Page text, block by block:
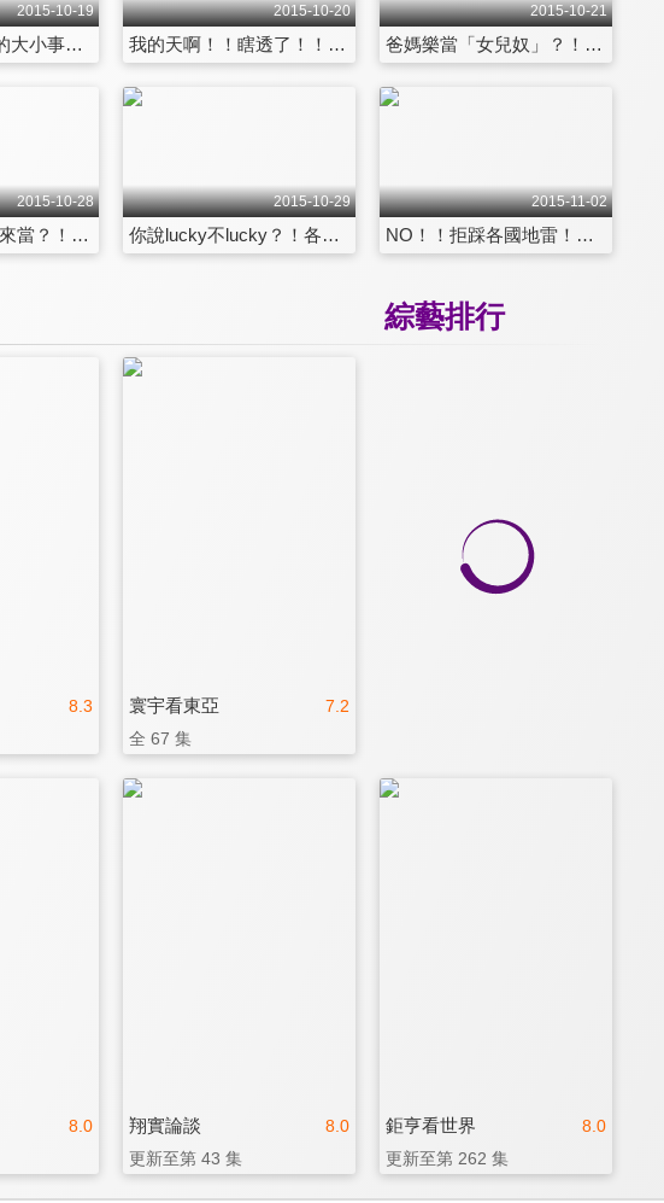
2015-10-19
WOW～飛機上的大小事…讓人「驚艷」又「驚魂」？！ 第1356集
2015-10-20
我的天啊！！瞎透了！！我的「爛」漫旅遊記！！ 第1357集
2015-10-21
爸媽樂當「女兒奴」？！各國人都一樣啦？！ 第1358集
2015-10-28
世界「強國」誰來當？！中美世紀大戰！！ 第1362集
2015-10-29
你說lucky不lucky？！各國「吉祥物」來報到！！ 第1363集
2015-11-02
NO！！拒踩各國地雷！！出遊幹嘛買這些啦！！ 第1364集
綜藝排行
8.3 7.2
寰宇看東亞
全 67 集
8.0 8.0
翔實論談
更新至第 43 集
8.0
鉅亨看世界
更新至第 262 集